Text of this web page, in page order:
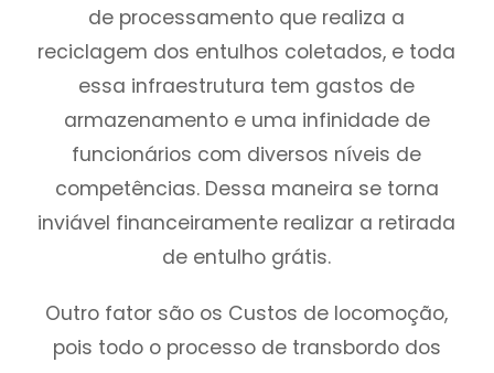
de processamento que realiza a
reciclagem dos entulhos coletados, e toda
essa infraestrutura tem gastos de
armazenamento e uma infinidade de
funcionários com diversos níveis de
competências. Dessa maneira se torna
inviável financeiramente realizar a retirada
de entulho grátis.
Outro fator são os Custos de locomoção,
pois todo o processo de transbordo dos